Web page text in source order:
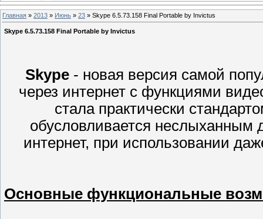
Главная » 2013 » Июнь » 23 » Skype 6.5.73.158 Final Portable by Invictus
Skype 6.5.73.158 Final Portable by Invictus
Skype- новая версия самой
через интернет с функциями
стала практически
обусловливается неслыханным
интернет, при использовании
Основные функциональные